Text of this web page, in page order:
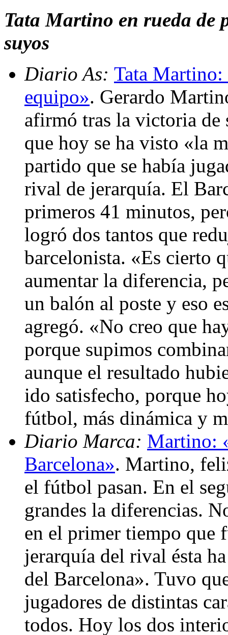
Tata Martino en rueda de
suyos
Diario As: Tata
equipo». Gerardo
afirmó tras la victoria de
que hoy se ha visto «la
partido que se había
rival de jerarquía. El
primeros 41 minutos,
logró dos tantos que
barcelonista. «Es cierto
aumentar la diferencia,
un balón al poste y eso
agregó. «No creo que
porque supimos
aunque el resultado
ido satisfecho, porque
fútbol, más dinámica y
Diario Marca: Martino:
Barcelona». Martino,
el fútbol pasan. En el
grandes la diferencias.
en el primer tiempo que
jerarquía del rival ésta
del Barcelona». Tuvo
jugadores de distintas
todos. Hoy los dos